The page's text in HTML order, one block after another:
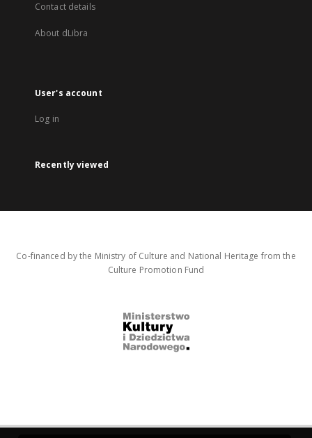
Contact details
About dLibra
User's account
Log in
Recently viewed
Co-financed by the Ministry of Culture and National Heritage from the
Culture Promotion Fund